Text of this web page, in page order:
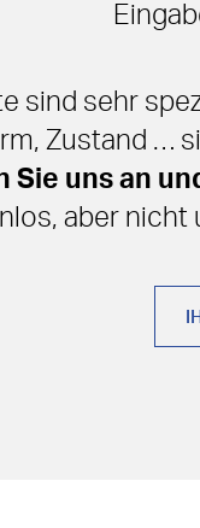
sind sehr
Zustand …
Sie uns an
aber nicht